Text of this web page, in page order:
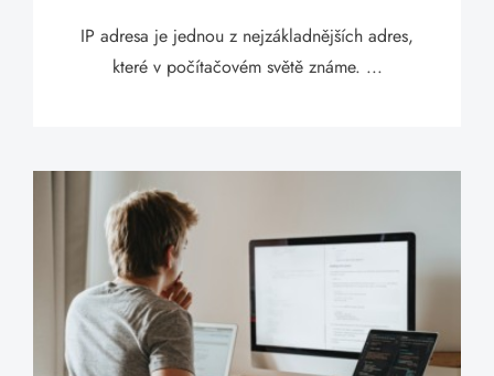
IP adresa je jednou z nejzákladnějších adres,
které v počítačovém světě známe. ...